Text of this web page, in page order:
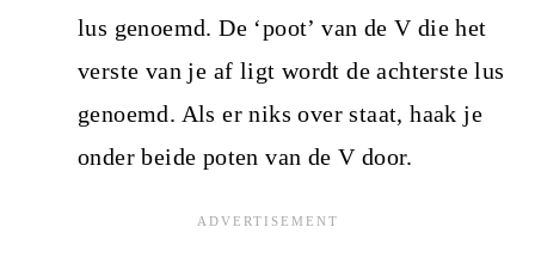
lus genoemd. De ‘poot’ van de V die het
verste van je af ligt wordt de achterste lus
genoemd. Als er niks over staat, haak je
onder beide poten van de V door.